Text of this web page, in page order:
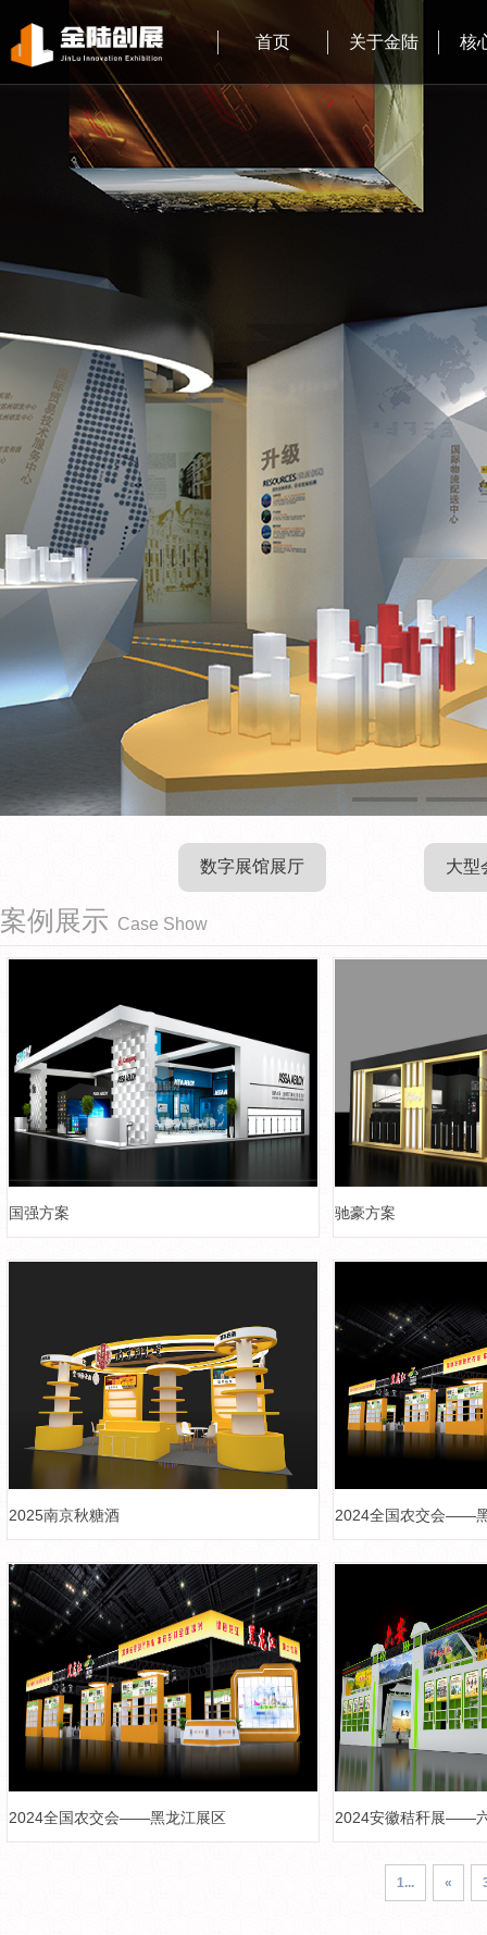
首页 关于金陆 核
数字展馆展厅 大型
案例展示 Case Show
国强方案 驰豪方案
2025南京秋糖酒 2024全国农交会——
2024全国农交会——黑龙江展区 2024安徽秸秆展——
1... «